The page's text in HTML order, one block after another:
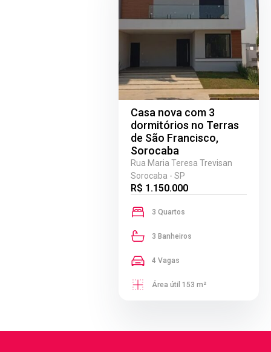
Casa nova com 3
dormitórios no Terras
de São Francisco,
Sorocaba
Rua Maria Teresa Trevisan
Sorocaba - SP
R$ 1.150.000
3 Quartos
3 Banheiros
4 Vagas
Área útil 153 m²